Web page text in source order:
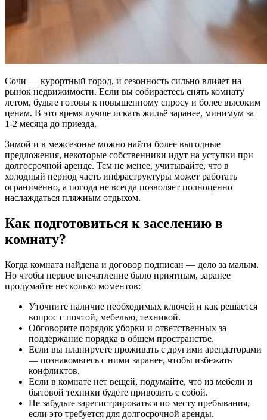
Сочи — курортный город, и сезонность сильно влияет на
рынок недвижимости. Если вы собираетесь снять комнату
летом, будьте готовы к повышенному спросу и более высоким
ценам. В это время лучше искать жильё заранее, минимум за
1-2 месяца до приезда.
Зимой и в межсезонье можно найти более выгодные
предложения, некоторые собственники идут на уступки при
долгосрочной аренде. Тем не менее, учитывайте, что в
холодный период часть инфраструктуры может работать
ограниченно, а погода не всегда позволяет полноценно
наслаждаться пляжным отдыхом.
Как подготовиться к заселению в
комнату?
Когда комната найдена и договор подписан — дело за малым.
Но чтобы первое впечатление было приятным, заранее
продумайте несколько моментов:
Уточните наличие необходимых ключей и как решается
вопрос с почтой, мебелью, техникой.
Обговорите порядок уборки и ответственных за
поддержание порядка в общем пространстве.
Если вы планируете проживать с другими арендаторами
— познакомьтесь с ними заранее, чтобы избежать
конфликтов.
Если в комнате нет вещей, подумайте, что из мебели и
бытовой техники будете привозить с собой.
Не забудьте зарегистрироваться по месту пребывания,
если это требуется для долгосрочной аренды.